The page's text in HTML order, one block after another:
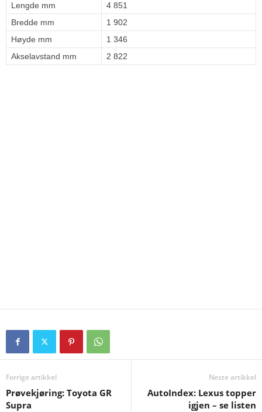
Lengde mm
4 851
Bredde mm
1 902
Høyde mm
1 346
Akselavstand mm
2 822
Forrige artikkel
Prøvekjøring: Toyota GR
Supra
Neste artikkel
AutoIndex: Lexus topper
igjen – se listen